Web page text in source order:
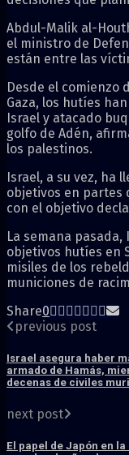
Abdul-Malik al-
el ministro de
están entre las
Desde el comienzo
Gaza, los hutíes
Israel y atacado
golfo de Adén,
los palestinos.
Israel, a su vez, ha
objetivos en partes
con el objetivo
La semana
objetivos hutíes en
misiles de los
municiones de
Share0
previous post
Israel asegura haber
armado de Hamás,
decenas de civiles
next post
El papel de Japón en